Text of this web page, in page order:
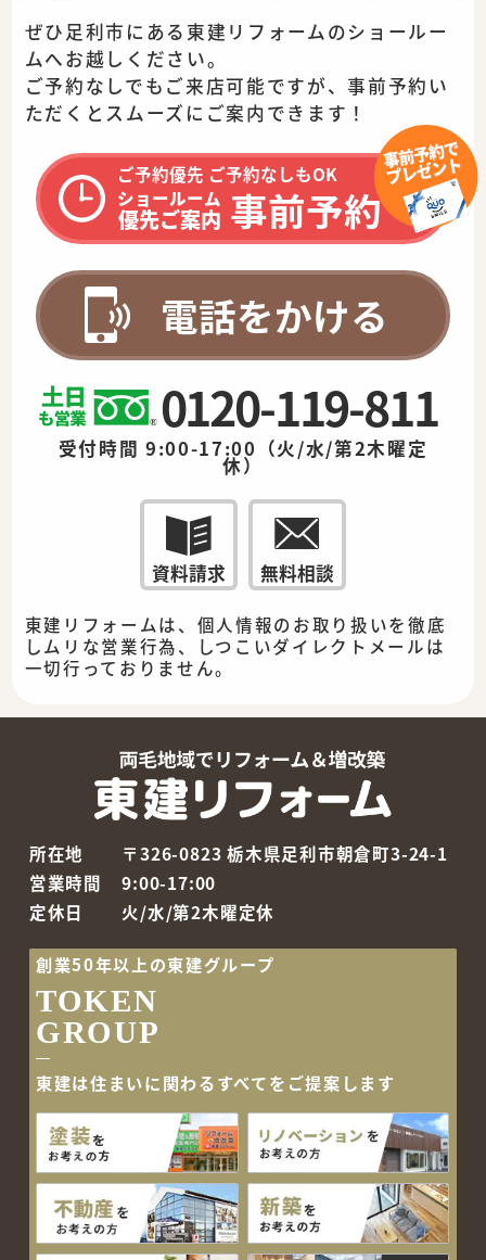
ぜひ足利市にある東建リフォームのショールー
ムへお越しください。
ご予約なしでもご来店可能ですが、事前予約い
ただくとスムーズに ご案内できます！
ご予約優先 ご予約なしもOK
ショールーム
優先ご案内 事前予約
電話をかける
0120-119-811
受付時間 9:00-17:00（火/水/第2木曜定
休）
資料請求 無料相談
東建リフォームは、個人情報のお取り扱いを徹底
しムリな営業行為、しつこいダイレクトメールは
一切行っておりません。
所在地
〒326-0823 栃木県足利市朝倉町3-24-1
営業時間
9:00-17:00
定休日
火/水/第2木曜定休
創業50年以上の東建グループ
TOKEN
GROUP
東建は住まいに関わるすべてをご提案します